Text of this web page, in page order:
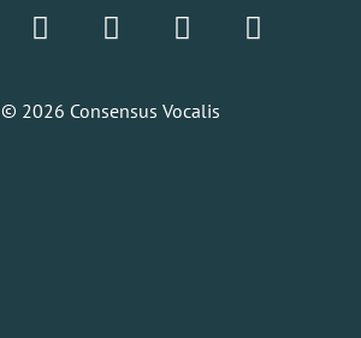
© 2026 Consensus Vocalis